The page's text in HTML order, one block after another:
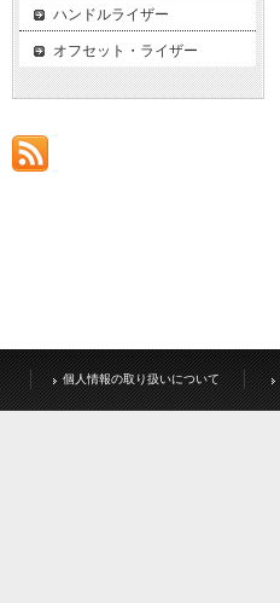
ハンドルライザー
オフセット・ライザー
個人情報の取り扱いについて